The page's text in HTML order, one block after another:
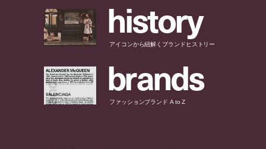
history
アイコンから紐解くブランドヒストリー
brands
ファッションブランド A to Z